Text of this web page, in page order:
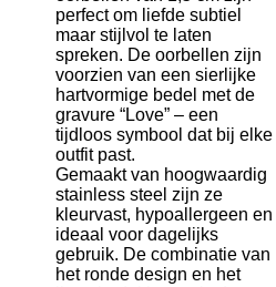
perfect om liefde subtiel
maar stijlvol te laten
spreken. De oorbellen zijn
voorzien van een sierlijke
hartvormige bedel met de
gravure “Love” – een
tijdloos symbool dat bij elke
outfit past.
Gemaakt van hoogwaardig
stainless steel zijn ze
kleurvast, hypoallergeen en
ideaal voor dagelijks
gebruik. De combinatie van
het ronde design en het